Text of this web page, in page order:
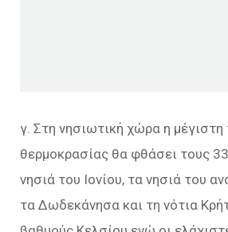
γ. Στη νησιωτική χώρα η μέγιστη
θερμοκρασίας θα φθάσει τους
νησιά του Ιονίου, τα νησιά του
τα Δωδεκάνησα και τη νότια